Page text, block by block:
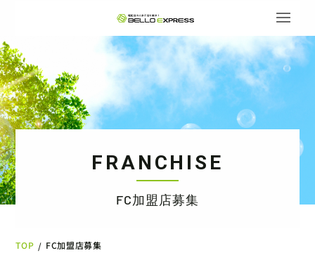
FRANCHISE
FC加盟店募集
TOP / FC加盟店募集